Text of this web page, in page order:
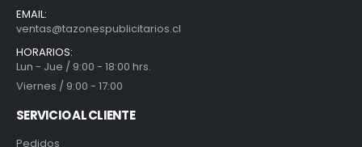
EMAIL:
ventas@tazonespublicitarios.cl
HORARIOS:
Lun - Jue / 9:00 - 18:00 hrs.
Viernes / 9:00 - 17:00
SERVICIO AL CLIENTE
Pedidos